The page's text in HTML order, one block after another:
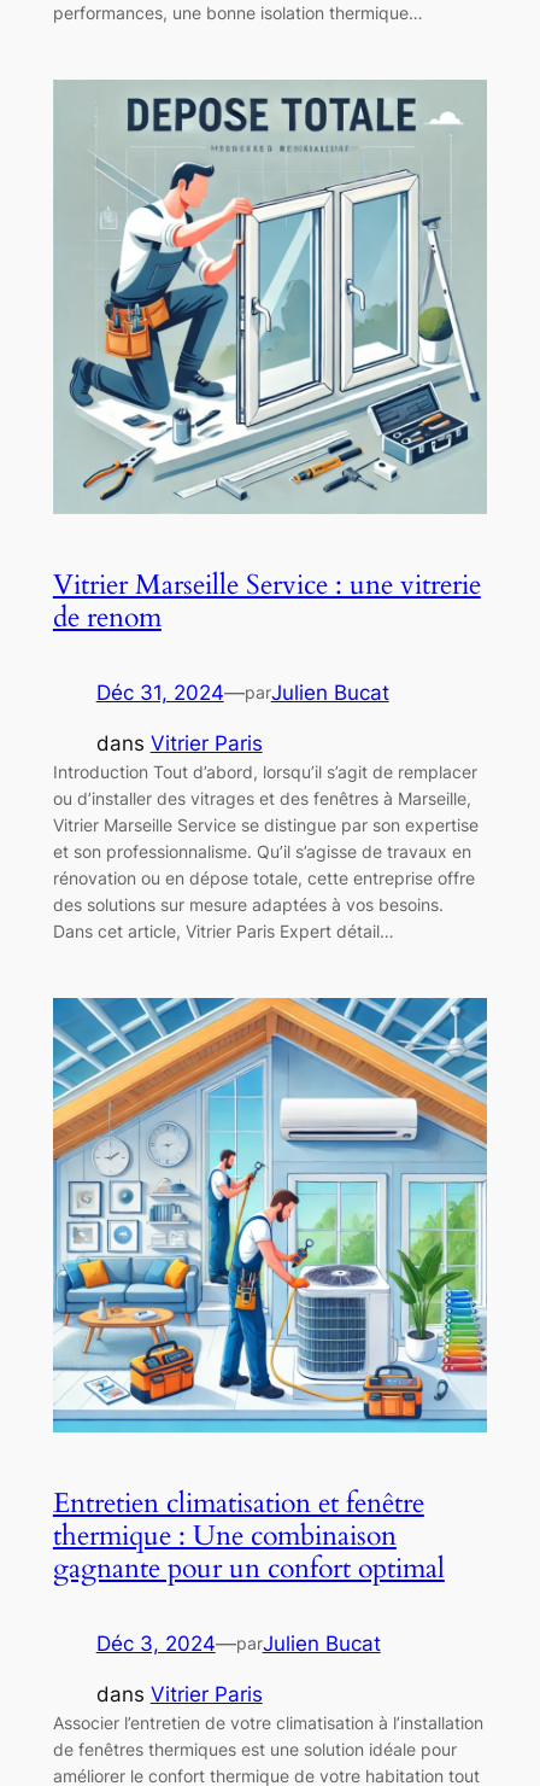
performances, une bonne isolation thermique…
Vitrier Marseille Service : une vitrerie
de renom
Déc 31, 2024—parJulien Bucat
dans Vitrier Paris
Introduction Tout d’abord, lorsqu’il s’agit de remplacer
ou d’installer des vitrages et des fenêtres à Marseille,
Vitrier Marseille Service se distingue par son expertise
et son professionnalisme. Qu’il s’agisse de travaux en
rénovation ou en dépose totale, cette entreprise offre
des solutions sur mesure adaptées à vos besoins.
Dans cet article, Vitrier Paris Expert détail…
Entretien climatisation et fenêtre
thermique : Une combinaison
gagnante pour un confort optimal
Déc 3, 2024—parJulien Bucat
dans Vitrier Paris
Associer l’entretien de votre climatisation à l’installation
de fenêtres thermiques est une solution idéale pour
améliorer le confort thermique de votre habitation tout